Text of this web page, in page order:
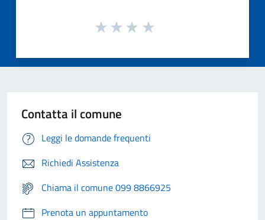
Contatta il comune
Leggi le domande frequenti
Richiedi Assistenza
Chiama il comune 099 8866925
Prenota un appuntamento